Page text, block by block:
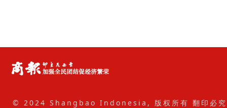
© 2024 Shangbao Indonesia, 版权所有 翻印必